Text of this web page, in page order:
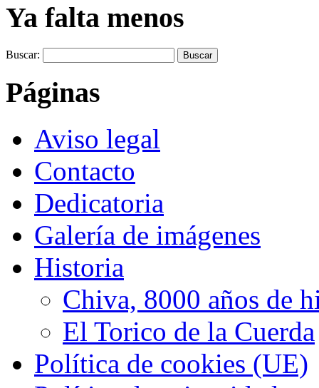
Ya falta menos
Buscar:
Páginas
Aviso legal
Contacto
Dedicatoria
Galería de imágenes
Historia
Chiva, 8000 años de
El Torico de la Cuerda
Política de cookies (UE)